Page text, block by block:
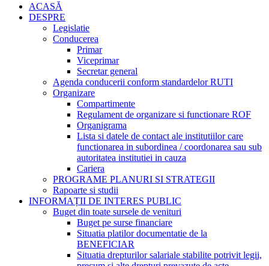
ACASĂ
DESPRE
Legislatie
Conducerea
Primar
Viceprimar
Secretar general
Agenda conducerii conform standardelor RUTI
Organizare
Compartimente
Regulament de organizare si functionare ROF
Organigrama
Lista si datele de contact ale institutiilor care
functionarea in subordinea / coordonarea sau sub
autoritatea institutiei in cauza
Cariera
PROGRAME PLANURI SI STRATEGII
Rapoarte si studii
INFORMAȚII DE INTERES PUBLIC
Buget din toate sursele de venituri
Buget pe surse financiare
Situatia platilor documentatie de la
BENEFICIAR
Situatia drepturilor salariale stabilite potrivit legii,